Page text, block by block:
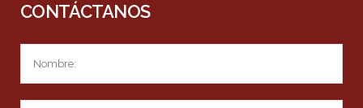
CONTÁCTANOS